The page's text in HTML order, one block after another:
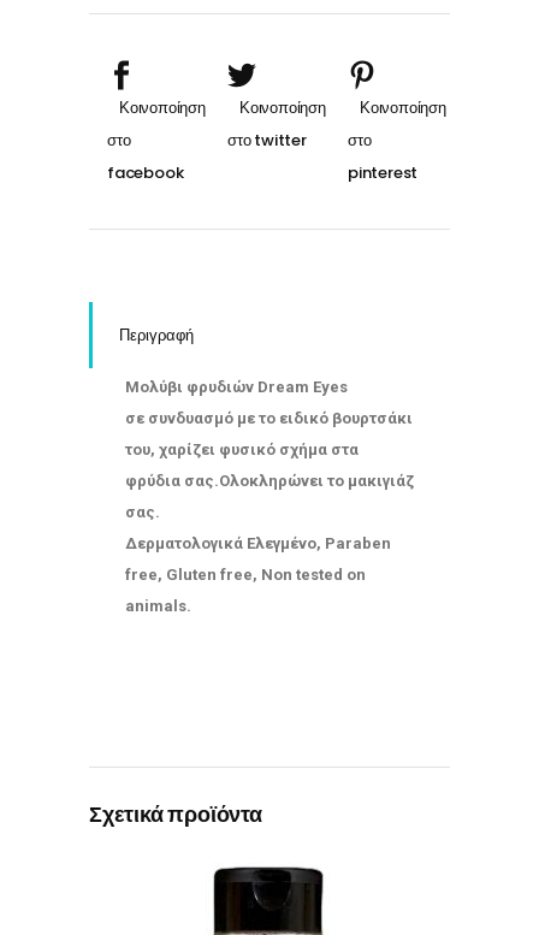
Περιγραφή
Μολύβι φρυδιών Dream Eyes
σε συνδυασμό με το ειδικό βουρτσάκι
του, χαρίζει φυσικό σχήμα στα
φρύδια σας.Ολοκληρώνει το μακιγιάζ
σας.
Δερματολογικά Ελεγμένο, Paraben
free, Gluten free, Non tested on
animals.
Σχετικά προϊόντα